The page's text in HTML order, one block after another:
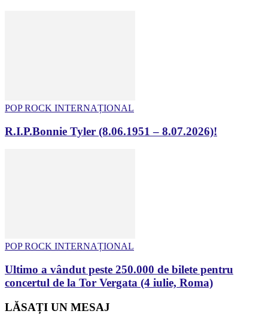
POP ROCK INTERNAȚIONAL
R.I.P.Bonnie Tyler (8.06.1951 – 8.07.2026)!
POP ROCK INTERNAȚIONAL
Ultimo a vândut peste 250.000 de bilete pentru
concertul de la Tor Vergata (4 iulie, Roma)
LĂSAȚI UN MESAJ